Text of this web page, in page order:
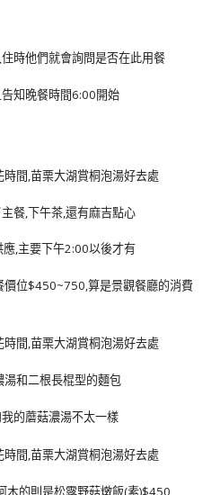
時他們就會詢問是否在此用餐
知晚餐時間6:00開始
餐,下午茶,還有麻吉點心
,主要下午2:00以後才有
價位$450~750,算是景觀餐廳的消費
和二根長棍型的麵包
的蘑菇濃湯不太一樣
的則是松露野菇燉飯(素)$450